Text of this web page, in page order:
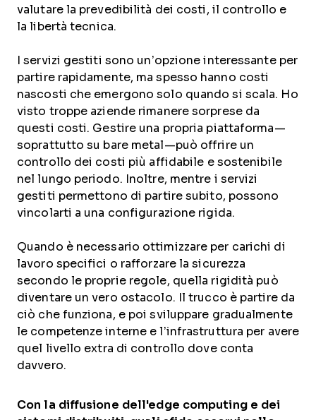
valutare la prevedibilità dei costi, il controllo e
la libertà tecnica.
I servizi gestiti sono un’opzione interessante per
partire rapidamente, ma spesso hanno costi
nascosti che emergono solo quando si scala. Ho
visto troppe aziende rimanere sorprese da
questi costi. Gestire una propria piattaforma—
soprattutto su bare metal—può offrire un
controllo dei costi più affidabile e sostenibile
nel lungo periodo. Inoltre, mentre i servizi
gestiti permettono di partire subito, possono
vincolarti a una configurazione rigida.
Quando è necessario ottimizzare per carichi di
lavoro specifici o rafforzare la sicurezza
secondo le proprie regole, quella rigidità può
diventare un vero ostacolo. Il trucco è partire da
ciò che funziona, e poi sviluppare gradualmente
le competenze interne e l’infrastruttura per avere
quel livello extra di controllo dove conta
davvero.
Con la diffusione dell'edge computing e dei